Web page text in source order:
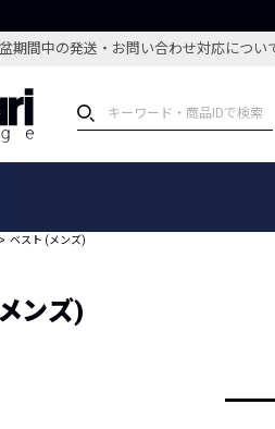
期間中の発送・お問い合わせ対応につい
イテム
ベスト (メンズ)
ンズ)